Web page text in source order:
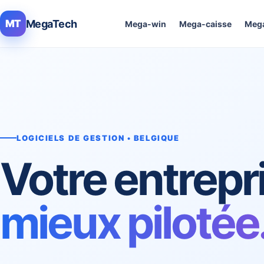
MT MegaTech Mega-win Mega-caisse
LOGICIELS DE GESTION • BELGIQUE
Votre
mieux